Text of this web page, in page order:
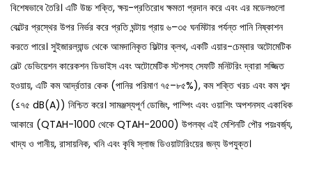
বিশেষভাবে তৈরি। এটি উচ্চ শক্তি, ক্ষয়-প্রতিরোধ ক্ষমতা প্রদান করে এবং এর মডেলগুলো
বেল্টের প্রস্থের উপর নির্ভর করে প্রতি ঘন্টায় প্রায় ৬–৩৫ ঘনমিটার পর্যন্ত পানি নিষ্কাশন
করতে পারে। সুইজারল্যান্ড থেকে আমদানিকৃত ফিল্টার ক্লথ, একটি এয়ার-চেম্বার অটোমেটিক
বেল্ট ডেভিয়েশন কারেকশন ডিভাইস এবং অটোমেটিক স্টপসহ সেফটি মনিটরিং দ্বারা সজ্জিত
হওয়ায়, এটি কম আর্দ্রতার কেক (পানির পরিমাণ ৭৫–৮৫%), কম শক্তি খরচ এবং কম শব্দ
(≤৭৫ dB(A)) নিশ্চিত করে। সামঞ্জস্যপূর্ণ ডোজিং, পাম্পিং এবং ওয়াশিং অপশনসহ একাধিক
আকারে (QTAH-1000 থেকে QTAH-2000) উপলব্ধ এই মেশিনটি পৌর পয়ঃবর্জ্য,
খাদ্য ও পানীয়, রাসায়নিক, খনি এবং কৃষি স্লাজ ডিওয়াটারিংয়ের জন্য উপযুক্ত।